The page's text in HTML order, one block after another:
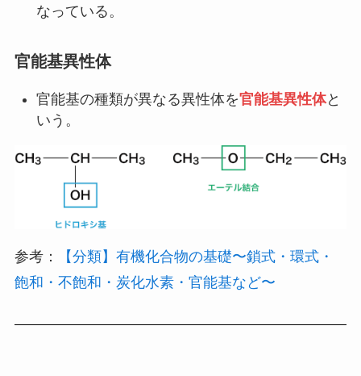
なっている。
官能基異性体
官能基の種類が異なる異性体を官能基異性体と
いう。
参考：
【分類】有機化合物の基礎〜鎖式・環式・
飽和・不飽和・炭化水素・官能基など〜